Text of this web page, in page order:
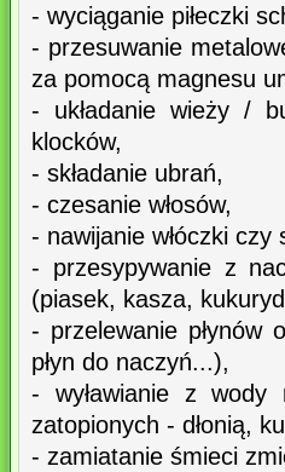
- wyciąganie piłeczki
- przesuwanie
za pomocą magnesu
- układanie wieży /
klocków,
- składanie ubrań,
- czesanie włosów,
- nawijanie włóczki czy
- przesypywanie z
(piasek, kasza,
- przelewanie płynów
płyn do naczyń...),
- wyławianie z wody
zatopionych - dłonią,
- zamiatanie śmieci